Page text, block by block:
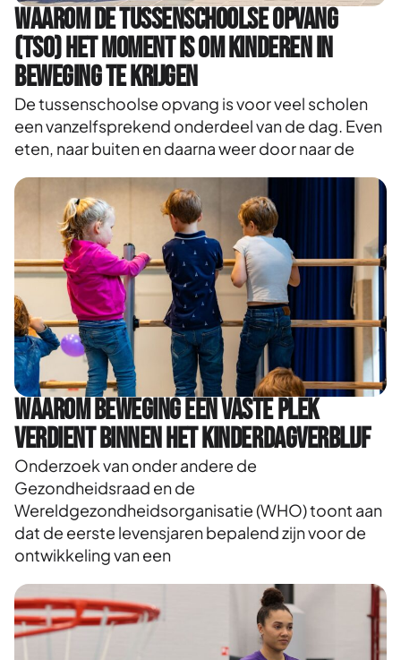
Waarom de tussenschoolse opvang
(TSO) het moment is om kinderen in
beweging te krijgen
De tussenschoolse opvang is voor veel scholen
een vanzelfsprekend onderdeel van de dag. Even
eten, naar buiten en daarna weer door naar de
Waarom beweging een vaste plek
verdient binnen het kinderdagverblijf
Onderzoek van onder andere de
Gezondheidsraad en de
Wereldgezondheidsorganisatie (WHO) toont aan
dat de eerste levensjaren bepalend zijn voor de
ontwikkeling van een